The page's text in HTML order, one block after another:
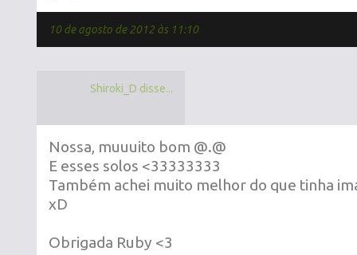
10 de agosto de 2012 às 11:10
Shiroki_D disse...
Nossa, muuuito bom @.@
E esses solos <33333333
Também achei muito melhor do que tinha
xD
Obrigada Ruby <3